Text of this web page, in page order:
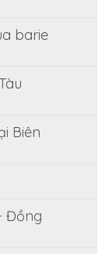
barie
Biên
Đồng